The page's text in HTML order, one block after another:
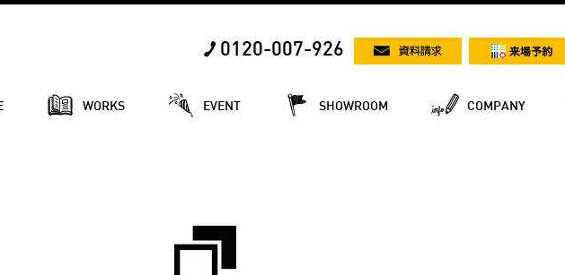
0120-007-926
WORKS EVENT SHOWROOM COMPANY